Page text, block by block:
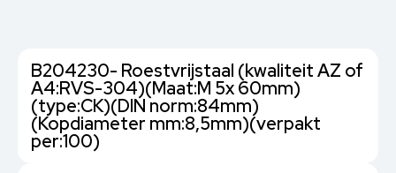
B204230- Roestvrijstaal (kwaliteit AZ of
A4:RVS-304)(Maat:M 5x 60mm)
(type:CK)(DIN norm:84mm)
(Kopdiameter mm:8,5mm)(verpakt
per:100)